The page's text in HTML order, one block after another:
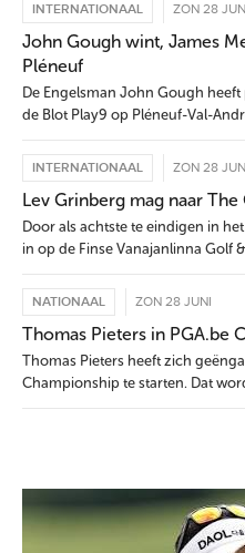
INTERNATIONAAL ZON 28
John Gough wint, James
Pléneuf
De Engelsman John Gough
de Blot Play9 op Pléneuf-Val-
INTERNATIONAAL ZON 28
Lev Grinberg mag naar The
Door als achtste te eindigen in
in op de Finse Vanajanlinna Golf
NATIONAAL ZON 28 JUNI
Thomas Pieters in PGA.be
Thomas Pieters heeft zich
Championship te starten. Dat